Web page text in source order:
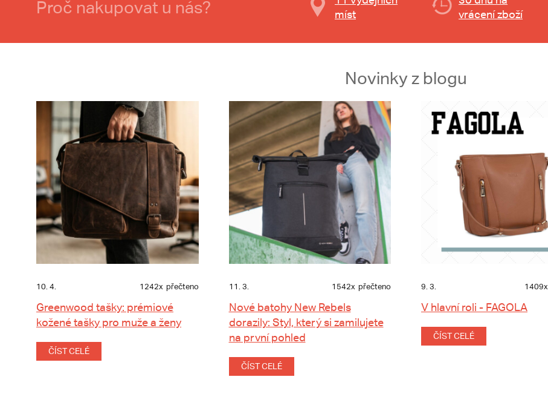
Proč nakupovat u nás?
míst
vrácení zboží
Novinky z blogu
10. 4. 1242x přečteno
Greenwood tašky: prémiové
kožené tašky pro muže a ženy
ČÍST CELÉ
11. 3. 1542x přečteno
Nové batohy New Rebels
dorazily: Styl, který si zamilujete
na první pohled
ČÍST CELÉ
9. 3. 1409x
V hlavní roli - FAGOLA
ČÍST CELÉ